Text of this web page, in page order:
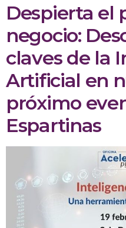
Despierta el
negocio:
claves de la
Artificial en
próximo
Espartinas